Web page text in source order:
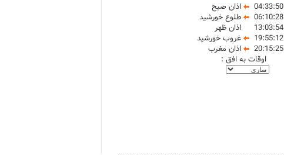
04:33:50
اذان صبح
06:10:28
طلوع خورشید
13:03:54
اذان ظهر
19:55:12
غروب خورشید
20:15:25
اذان مغرب
اوقات به افق :